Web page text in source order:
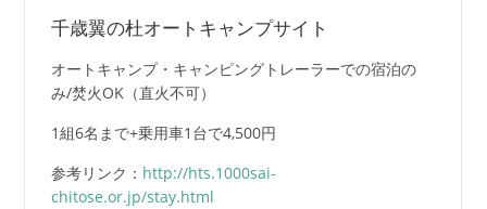
千歳翼の杜オートキャンプサイト
オートキャンプ・キャンピングトレーラーでの宿泊の
み/焚火OK（直火不可）
1組6名まで+乗用車1台で4,500円
参考リンク： http://hts.1000sai-
chitose.or.jp/stay.html